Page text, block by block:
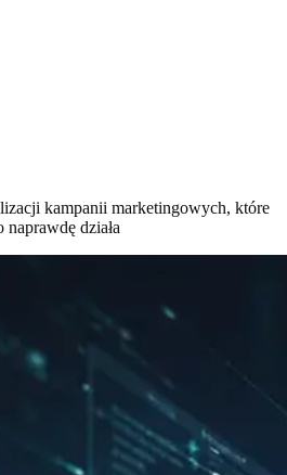
kampanii marketingowych, które
działa